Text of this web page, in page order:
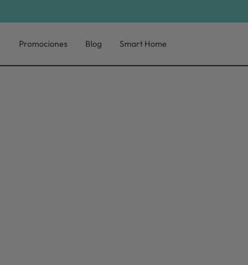
Promociones Blog Smart Home